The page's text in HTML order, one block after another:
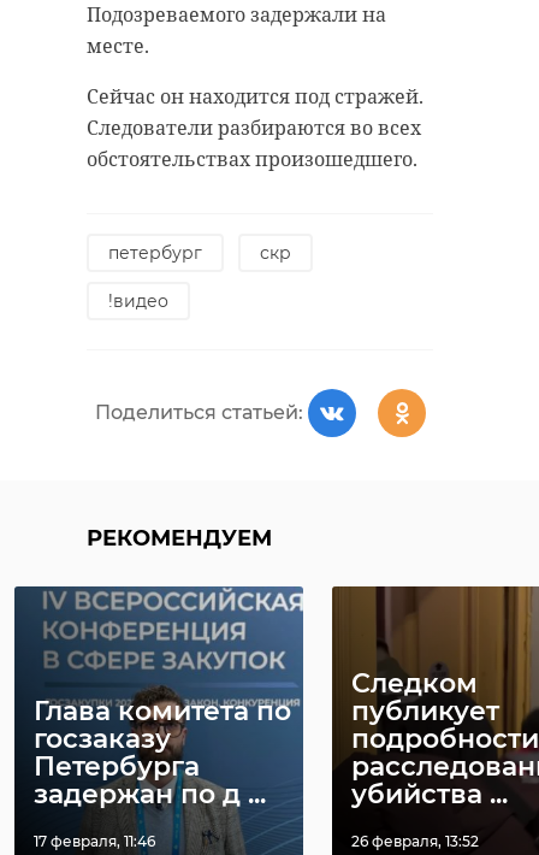
Подозреваемого задержали на
месте.
Сейчас он находится под стражей.
Следователи разбираются во всех
обстоятельствах произошедшего.
петербург скр
!видео
Поделиться статьей:
РЕКОМЕНДУЕМ
Глава комитета по
госзаказу
Петербурга
задержан по д ...
17 февраля, 11:46
Следком
публикует
подробности
убийства ...
26 февраля, 13:52